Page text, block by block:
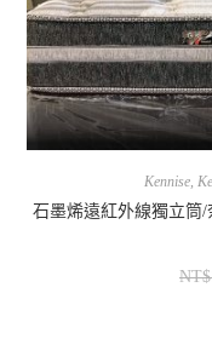
Kennise,
石墨烯遠紅外線獨立筒
NT$